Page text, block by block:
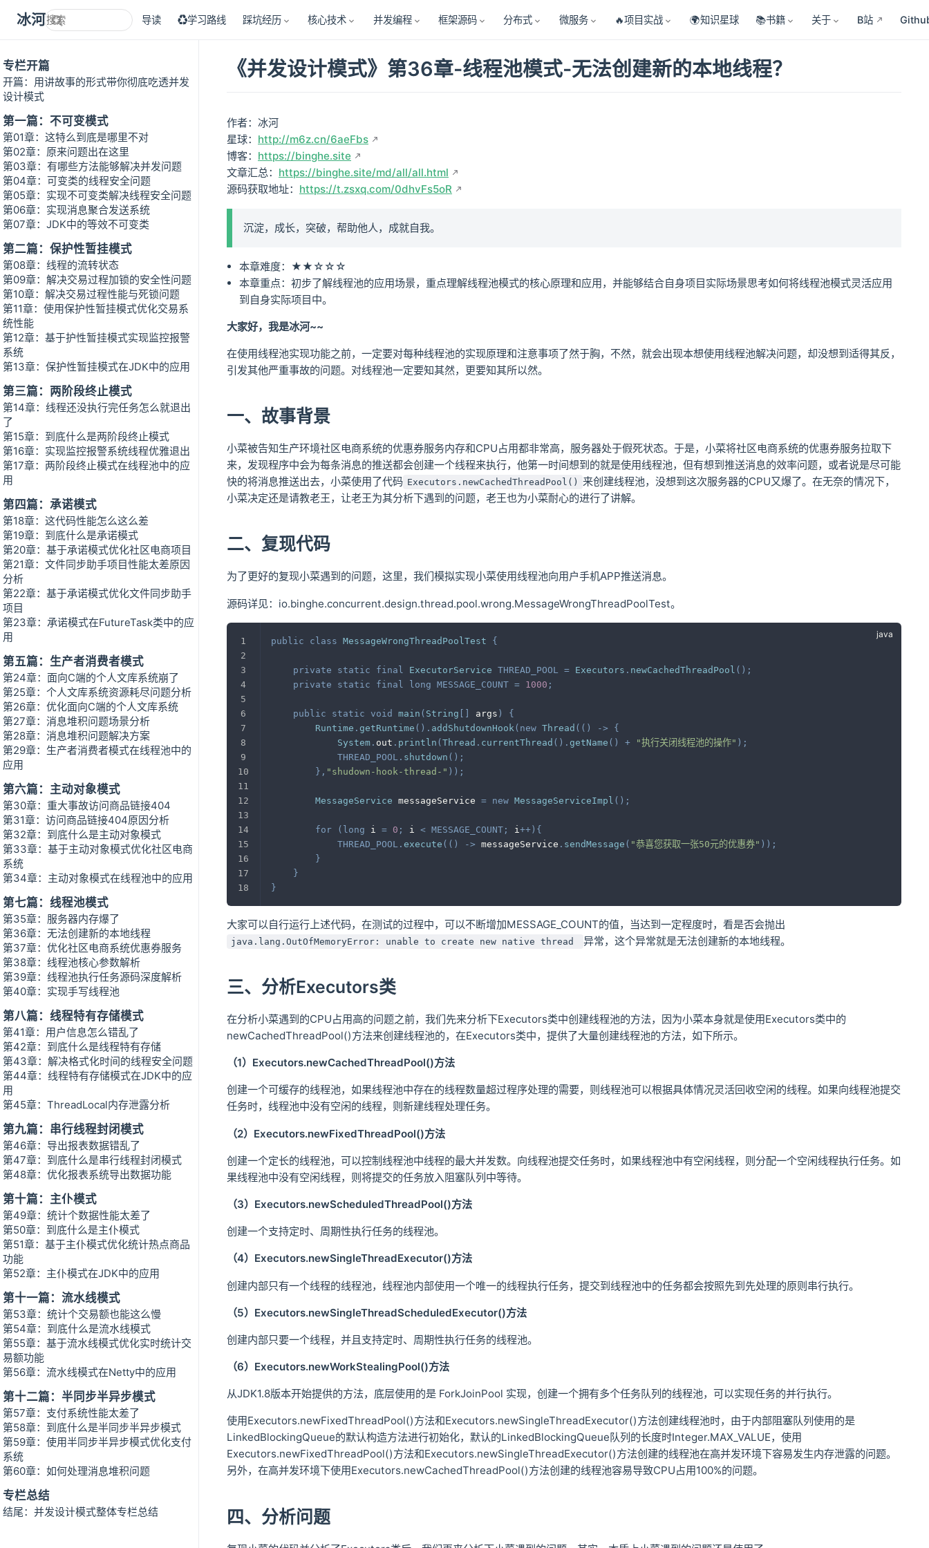
冰河技术 导读 ♻学习路线 踩坑经历 核心技术 并发编程 框架源码 分布式 微服务 🔥项目实战 🌍知识星球 📚书籍 关于 B站
专栏开篇
开篇：用讲故事的形式带你彻底吃透并发
设计模式
第一篇：不可变模式
第01章：这特么到底是哪里不对
第02章：原来问题出在这里
第03章：有哪些方法能够解决并发问题
第04章：可变类的线程安全问题
第05章：实现不可变类解决线程安全问题
第06章：实现消息聚合发送系统
第07章：JDK中的等效不可变类
第二篇：保护性暂挂模式
第08章：线程的流转状态
第09章：解决交易过程加锁的安全性问题
第10章：解决交易过程性能与死锁问题
第11章：使用保护性暂挂模式优化交易系
统性能
第12章：基于护性暂挂模式实现监控报警
系统
第13章：保护性暂挂模式在JDK中的应用
第三篇：两阶段终止模式
第14章：线程还没执行完任务怎么就退出
了
第15章：到底什么是两阶段终止模式
第16章：实现监控报警系统线程优雅退出
第17章：两阶段终止模式在线程池中的应
用
第四篇：承诺模式
第18章：这代码性能怎么这么差
第19章：到底什么是承诺模式
第20章：基于承诺模式优化社区电商项目
第21章：文件同步助手项目性能太差原因
分析
第22章：基于承诺模式优化文件同步助手
项目
第23章：承诺模式在FutureTask类中的应
用
第五篇：生产者消费者模式
第24章：面向C端的个人文库系统崩了
第25章：个人文库系统资源耗尽问题分析
第26章：优化面向C端的个人文库系统
第27章：消息堆积问题场景分析
第28章：消息堆积问题解决方案
第29章：生产者消费者模式在线程池中的
应用
第六篇：主动对象模式
第30章：重大事故访问商品链接404
第31章：访问商品链接404原因分析
第32章：到底什么是主动对象模式
第33章：基于主动对象模式优化社区电商
系统
第34章：主动对象模式在线程池中的应用
第七篇：线程池模式
第35章：服务器内存爆了
第36章：无法创建新的本地线程
第37章：优化社区电商系统优惠券服务
第38章：线程池核心参数解析
第39章：线程池执行任务源码深度解析
第40章：实现手写线程池
第八篇：线程特有存储模式
第41章：用户信息怎么错乱了
第42章：到底什么是线程特有存储
第43章：解决格式化时间的线程安全问题
第44章：线程特有存储模式在JDK中的应
用
第45章：ThreadLocal内存泄露分析
第九篇：串行线程封闭模式
第46章：导出报表数据错乱了
第47章：到底什么是串行线程封闭模式
第48章：优化报表系统导出数据功能
第十篇：主仆模式
第49章：统计个数据性能太差了
第50章：到底什么是主仆模式
第51章：基于主仆模式优化统计热点商品
功能
第52章：主仆模式在JDK中的应用
第十一篇：流水线模式
第53章：统计个交易额也能这么慢
第54章：到底什么是流水线模式
第55章：基于流水线模式优化实时统计交
易额功能
第56章：流水线模式在Netty中的应用
第十二篇：半同步半异步模式
第57章：支付系统性能太差了
第58章：到底什么是半同步半异步模式
第59章：使用半同步半异步模式优化支付
系统
第60章：如何处理消息堆积问题
专栏总结
结尾：并发设计模式整体专栏总结
《并发设计模式》第36章-线程池模式-无法创建新的本地线程？
作者：冰河
星球： http://m6z.cn/6aeFbs
博客： https://binghe.site
文章汇总： https://binghe.site/md/all/all.html
源码获取地址： https://t.zsxq.com/0dhvFs5oR
沉淀，成长，突破，帮助他人，成就自我。
本章难度：★★☆☆☆
本章重点：初步了解线程池的应用场景，重点理解线程池模式的核心原理和应用，并能够结合自身项目实际场景思考如何将线程池模式灵活应用
到自身实际项目中。
大家好，我是冰河~~
在使用线程池实现功能之前，一定要对每种线程池的实现原理和注意事项了然于胸，不然，就会出现本想使用线程池解决问题，却没想到适得其反，
引发其他严重事故的问题。对线程池一定要知其然，更要知其所以然。
一、故事背景
小菜被告知生产环境社区电商系统的优惠券服务内存和CPU占用都非常高，服务器处于假死状态。于是，小菜将社区电商系统的优惠券服务拉取下
来，发现程序中会为每条消息的推送都会创建一个线程来执行，他第一时间想到的就是使用线程池，但有想到推送消息的效率问题，或者说是尽可能
快的将消息推送出去，小菜使用了代码 Executors.newCachedThreadPool() 来创建线程池，没想到这次服务器的CPU又爆了。在无奈的情况下，
小菜决定还是请教老王，让老王为其分析下遇到的问题，老王也为小菜耐心的进行了讲解。
二、复现代码
为了更好的复现小菜遇到的问题，这里，我们模拟实现小菜使用线程池向用户手机APP推送消息。
源码详见：io.binghe.concurrent.design.thread.pool.wrong.MessageWrongThreadPoolTest。
public class MessageWrongThreadPoolTest {
private static final ExecutorService THREAD_POOL = Executors . newCachedThreadPool ( ) ;
private
static final long MESSAGE_COUNT = 1000 ;
public static void main ( String [ ] args )
{
Runtime . getRuntime ( ) . addShutdownHook ( new Thread ( ( ) ->
{
System . out . println (Thread . currentThread ( ) . getName ( ) + "执行关闭线程池的操作" ) ;
THREAD_POOL . shutdown ( ) ;
} , "shudown-hook-thread-" ) ) ;
MessageService messageService = new MessageServiceImpl ( ) ;
for ( long i = 0 ; i < MESSAGE_COUNT ; i ++) {
THREAD_POOL . execute ( ( ) -> messageService . sendMessage ( "恭喜您获取一张50元的优惠券" ) ) ;
}
}
}
大家可以自行运行上述代码，在测试的过程中，可以不断增加MESSAGE_COUNT的值，当达到一定程度时，看是否会抛出
java.lang.OutOfMemoryError: unable to create new native thread 异常，这个异常就是无法创建新的本地线程。
三、分析Executors类
在分析小菜遇到的CPU占用高的问题之前，我们先来分析下Executors类中创建线程池的方法，因为小菜本身就是使用Executors类中的
newCachedThreadPool()方法来创建线程池的，在Executors类中，提供了大量创建线程池的方法，如下所示。
（1）Executors.newCachedThreadPool()方法
创建一个可缓存的线程池，如果线程池中存在的线程数量超过程序处理的需要，则线程池可以根据具体情况灵活回收空闲的线程。如果向线程池提交
任务时，线程池中没有空闲的线程，则新建线程处理任务。
（2）Executors.newFixedThreadPool()方法
创建一个定长的线程池，可以控制线程池中线程的最大并发数。向线程池提交任务时，如果线程池中有空闲线程，则分配一个空闲线程执行任务。如
果线程池中没有空闲线程，则将提交的任务放入阻塞队列中等待。
（3）Executors.newScheduledThreadPool()方法
创建一个支持定时、周期性执行任务的线程池。
（4）Executors.newSingleThreadExecutor()方法
创建内部只有一个线程的线程池，线程池内部使用一个唯一的线程执行任务，提交到线程池中的任务都会按照先到先处理的原则串行执行。
（5）Executors.newSingleThreadScheduledExecutor()方法
创建内部只要一个线程，并且支持定时、周期性执行任务的线程池。
（6）Executors.newWorkStealingPool()方法
从JDK1.8版本开始提供的方法，底层使用的是 ForkJoinPool 实现，创建一个拥有多个任务队列的线程池，可以实现任务的并行执行。
使用Executors.newFixedThreadPool()方法和Executors.newSingleThreadExecutor()方法创建线程池时，由于内部阻塞队列使用的是
LinkedBlockingQueue的默认构造方法进行初始化，默认的LinkedBlockingQueue队列的长度时Integer.MAX_VALUE，使用
Executors.newFixedThreadPool()方法和Executors.newSingleThreadExecutor()方法创建的线程池在高并发环境下容易发生内存泄露的问题。
另外，在高并发环境下使用Executors.newCachedThreadPool()方法创建的线程池容易导致CPU占用100%的问题。
四、分析问题